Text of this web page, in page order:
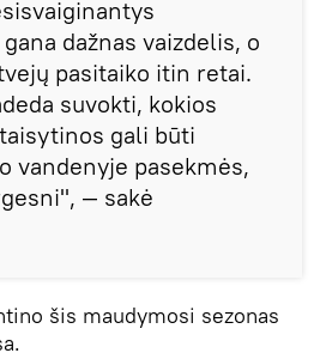
dažnas vaizdelis, o
pasitaiko itin retai.
suvokti, kokios
gali būti
vandenyje pasekmės,
— sakė
šis maudymosi sezonas